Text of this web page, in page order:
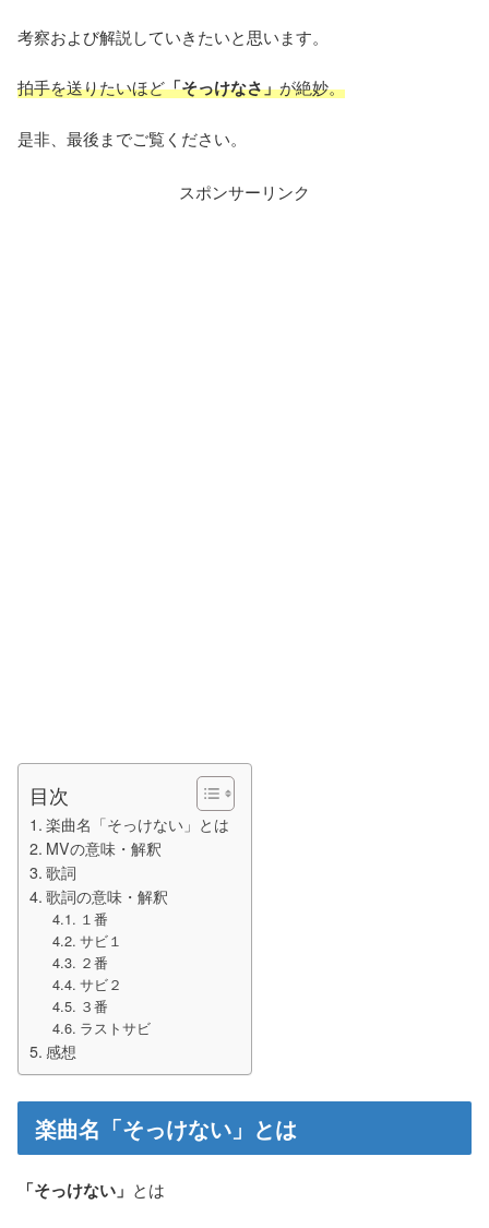
考察および解説していきたいと思います。
拍手を送りたいほど「そっけなさ」が絶妙。
是非、最後までご覧ください。
スポンサーリンク
目次
楽曲名「そっけない」とは
MVの意味・解釈
歌詞
歌詞の意味・解釈
１番
サビ１
２番
サビ２
３番
ラストサビ
感想
楽曲名「そっけない」とは
「そっけない」 とは